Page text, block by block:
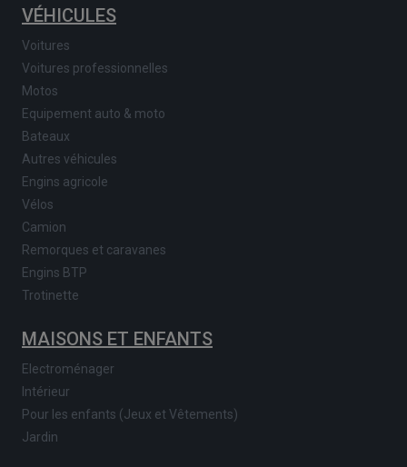
VÉHICULES
Voitures
Voitures professionnelles
Motos
Equipement auto & moto
Bateaux
Autres véhicules
Engins agricole
Vélos
Camion
Remorques et caravanes
Engins BTP
Trotinette
MAISONS ET ENFANTS
Electroménager
Intérieur
Pour les enfants (Jeux et Vêtements)
Jardin